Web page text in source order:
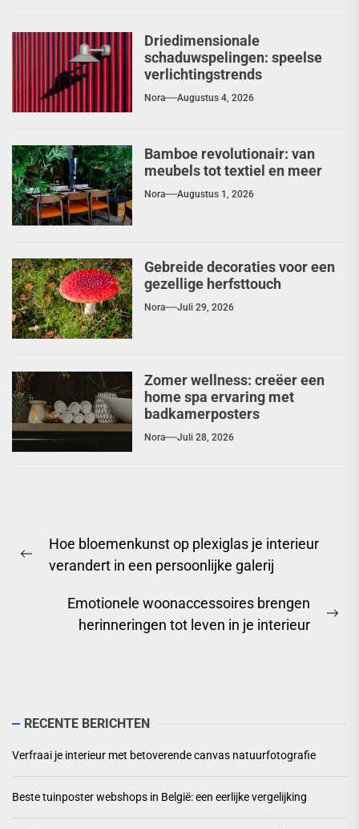
Driedimensionale
schaduwspelingen: speelse
verlichtingstrends
Nora Augustus 4, 2026
Bamboe revolutionair: van
meubels tot textiel en meer
Nora Augustus 1, 2026
Gebreide decoraties voor een
gezellige herfsttouch
Nora Juli 29, 2026
Zomer wellness: creëer een
home spa ervaring met
badkamerposters
Nora Juli 28, 2026
Previous
Hoe bloemenkunst op plexiglas je interieur
verandert in een persoonlijke galerij
Emotionele woonaccessoires brengen
herinneringen tot leven in je interieur
RECENTE BERICHTEN
Verfraai je interieur met betoverende canvas natuurfotografie
Beste tuinposter webshops in België: een eerlijke vergelijking